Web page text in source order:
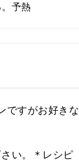
予熱
ですがお好きな
い。＊レシピ